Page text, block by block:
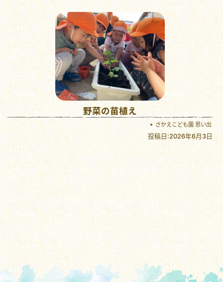
野菜の苗植え
さかえこども園 思い出
投稿日:2026年6月3日